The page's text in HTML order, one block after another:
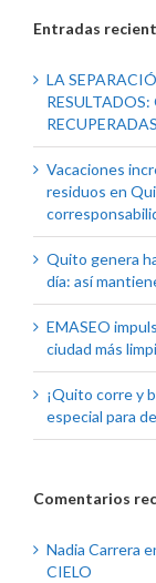
Entradas
LA
Vacaciones
residuos en
Quito genera
día: así
EMASEO
ciudad más
¡Quito corre y
especial para
Comentarios
Nadia Carrera
CIELO